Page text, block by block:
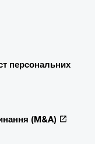
персональних
(M&A)